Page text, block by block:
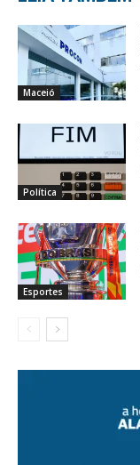
Maceió
Política
Esportes